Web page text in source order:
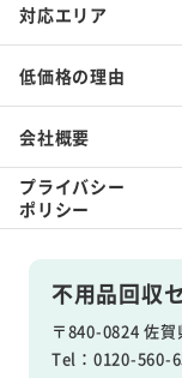
不用品回収
〒840-0824 佐
Tel：0120-560-
対応エリア
低価格の理由
会社概要
プライバシー
ポリシー